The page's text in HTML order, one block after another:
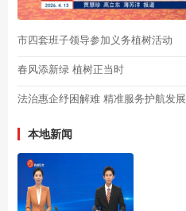
市四套班子领导参加义务植树活动
春风添新绿 植树正当时
法治惠企纾困解难 精准服务护航发展
本地新闻